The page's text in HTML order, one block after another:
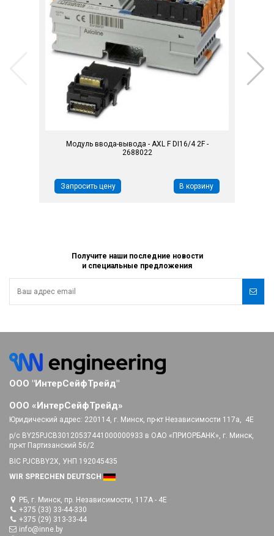
Модуль ввода-вывода - AXL F DI16/4 2F -
2688022
Запросить цену В корзину
Получите наши последние новости
и специальные предложения
РБ, г. Минск, пр. Независимости, 117А - 4E
+375 (33) 33-44-330
+375 (29) 313-33-44
info@inne.by
ООО "ИнтерСейфТрейд"
ООО «ИнтерСейфТрейд»
Юридический адрес: 220114, г. Минск, пр-кт Независимости 117а, 4E
р/с BY25PJCB30120537441000000933 в ОАО «ПРИОРБАНК», г. Минск,
пр-кт Партизанский 56/2
BIC PJCBBY2X, УНП 192045435
WIR SPRECHEN DEUTSCH